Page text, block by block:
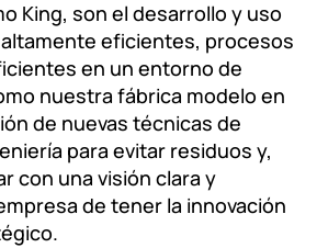
King, son el desarrollo y uso
eficientes, procesos
en un entorno de
nuestra fábrica modelo en
de nuevas técnicas de
para evitar residuos y,
con una visión clara y
de tener la innovación